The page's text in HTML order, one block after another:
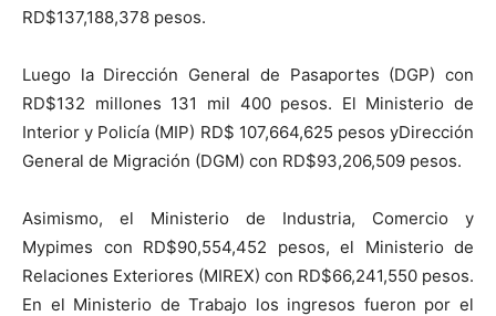
RD$137,188,378 pesos.
Luego la Dirección General de Pasaportes (DGP) con
RD$132 millones 131 mil 400 pesos. El Ministerio de
Interior y Policía (MIP) RD$ 107,664,625 pesosyDirección
General de Migración (DGM) con RD$93,206,509 pesos.
Asimismo, el Ministerio de Industria, Comercio y
Mypimes con RD$90,554,452 pesos, el Ministerio de
Relaciones Exteriores (MIREX) con RD$66,241,550 pesos.
En el Ministerio de Trabajo los ingresos fueron por el